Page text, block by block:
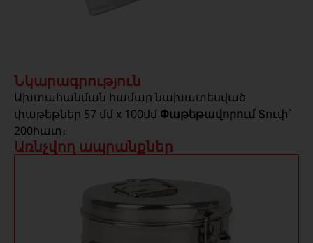
Նկարագրություն
Ախտահանման համար նախատեսված
փաթեթներ 57 մմ x 100մմ ՓաթեթավորումՏուփ՝
200հատ։
Առնչվող ապրանքներ